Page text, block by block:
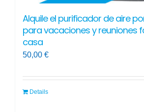
Alquile el purificador de aire
para vacaciones y reuniones
casa
50,00 €
Details